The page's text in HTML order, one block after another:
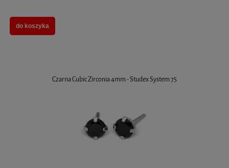
do koszyka
Czarna Cubic Zirconia 4mm - Studex System 75